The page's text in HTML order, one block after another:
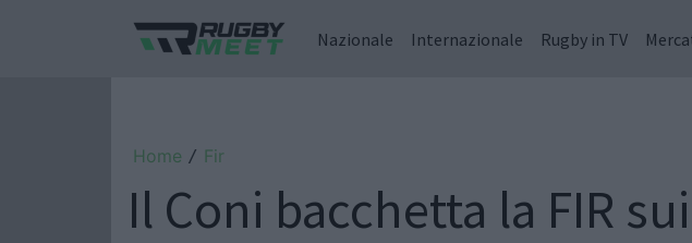
Nazionale Internazionale Rugby in TV
Home / Fir
Il Coni bacchetta la FIR